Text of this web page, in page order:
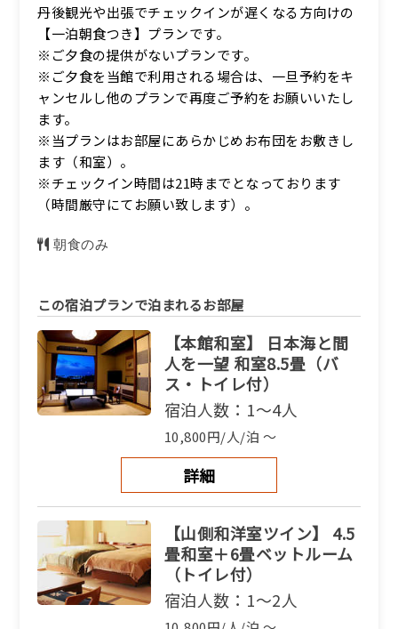
宿泊人数：1～4人
28,000円/人/泊 ～
詳細
丹後観光や出張でチェックインが遅くなる方向けの
【一泊朝食つき】プランです。
※ご夕食の提供がないプランです。
※ご夕食を当館で利用される場合は、一旦予約をキ
ャンセルし他のプランで再度ご予約をお願いいたし
ます。
※当プランはお部屋にあらかじめお布団をお敷きし
ます（和室）。
※チェックイン時間は21時までとなっております
（時間厳守にてお願い致します）。
朝食のみ
この宿泊プランで泊まれるお部屋
【本館和室】 日本海と間
人を一望 和室8.5畳（バ
ス・トイレ付）
宿泊人数：1～4人
10,800円/人/泊 ～
詳細
【山側和洋室ツイン】 4.5
畳和室＋6畳ベットルーム
（トイレ付）
宿泊人数：1～2人